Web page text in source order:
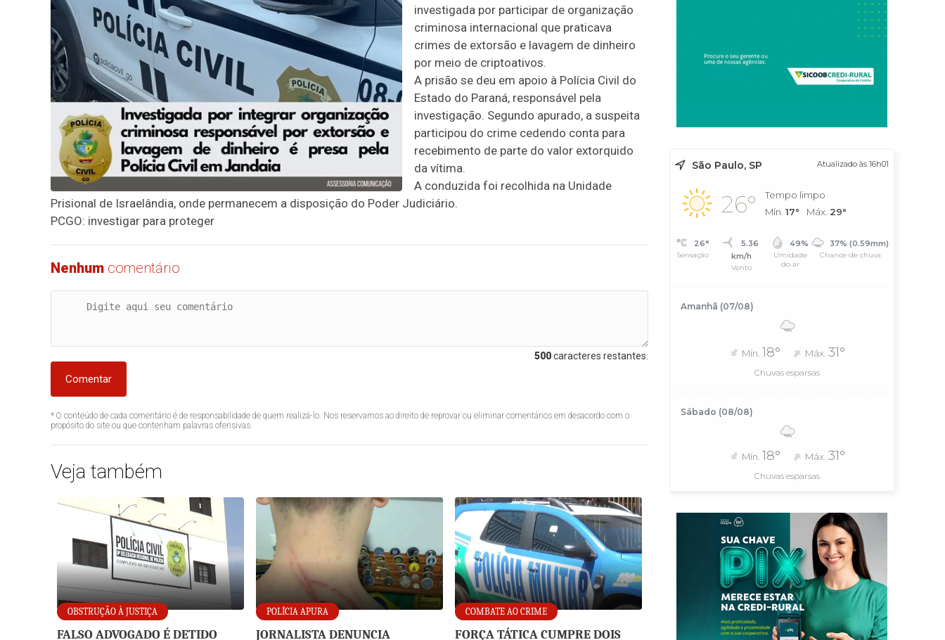
investigada por participar de organização
criminosa internacional que praticava
crimes de extorsão e lavagem de dinheiro
por meio de criptoativos.
A prisão se deu em apoio à Polícia Civil do
Estado do Paraná, responsável pela
investigação. Segundo apurado, a suspeita
participou do crime cedendo conta para
recebimento de parte do valor extorquido
da vítima.
A conduzida foi recolhida na Unidade
Prisional de Israelândia, onde permanecem a disposição do Poder Judiciário.
PCGO: investigar para proteger
Nenhum comentário
500caracteres restantes.
Comentar
* O conteúdo de cada comentário é de responsabilidade de quem realizá-lo. Nos reservamos ao direito de reprovar ou eliminar comentários em desacordo com o
propósito do site ou que contenham palavras ofensivas.
Veja também
OBSTRUÇÃO À JUSTIÇA
FALSO ADVOGADO É DETIDO
POLÍCIA APURA
JORNALISTA DENUNCIA
COMBATE AO CRIME
FORÇA TÁTICA CUMPRE DOIS
São Paulo, SP Atualizado às 16h01
26°
Tempo limpo
Mín. 17° Máx. 29°
26°
Sensação
5.36
km/h
Vento
49%
Umidade
do ar
37% (0.59mm)
Chance de chuva
Amanhã (07/08)
Mín. 18° Máx. 31°
Chuvas esparsas
Sábado (08/08)
Mín. 18° Máx. 31°
Chuvas esparsas